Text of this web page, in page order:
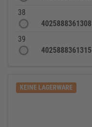
38
4025888361308
39
4025888361315
KEINE LAGERWARE